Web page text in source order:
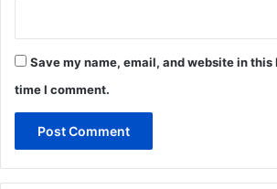
Save my name, email, and website in
time I comment.